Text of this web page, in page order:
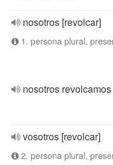
nosotros [revolcar]
1. persona plural,
nosotros revolcamos
vosotros [revolcar]
2. persona plural,